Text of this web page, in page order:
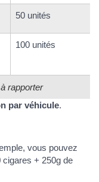
rapporter
50 unités
100 unités
par véhicule.
vous pouvez
+ 250g de